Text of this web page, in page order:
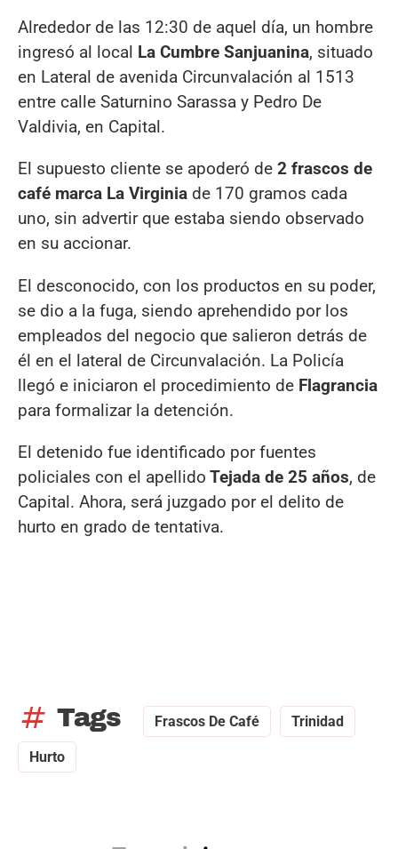
Alrededor de las 12:30 de aquel día, un hombre
ingresó al local La Cumbre Sanjuanina, situado
en Lateral de avenida Circunvalación al 1513
entre calle Saturnino Sarassa y Pedro De
Valdivia, en Capital.
El supuesto cliente se apoderó de 2 frascos de
café marca La Virginia de 170 gramos cada
uno, sin advertir que estaba siendo observado
en su accionar.
El desconocido, con los productos en su poder,
se dio a la fuga, siendo aprehendido por los
empleados del negocio que salieron detrás de
él en el lateral de Circunvalación. La Policía
llegó e iniciaron el procedimiento de Flagrancia
para formalizar la detención.
El detenido fue identificado por fuentes
policiales con el apellido Tejada de 25 años, de
Capital. Ahora, será juzgado por el delito de
hurto en grado de tentativa.
tag Tags Frascos De Café Trinidad
Hurto